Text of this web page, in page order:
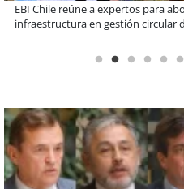
Más de 1.600 alumnos han sido
Sopraval en lo que va del año